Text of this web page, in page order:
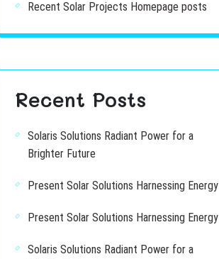
Recent Solar Projects Homepage posts
Recent Posts
Solaris Solutions Radiant Power for a
Brighter Future
Present Solar Solutions Harnessing Energy
Present Solar Solutions Harnessing Energy
Solaris Solutions Radiant Power for a